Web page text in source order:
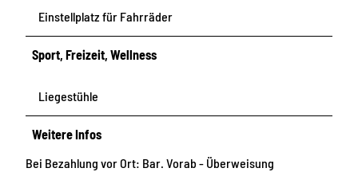
Einstellplatz für Fahrräder
Sport, Freizeit, Wellness
Liegestühle
Weitere Infos
Bei Bezahlung vor Ort: Bar. Vorab - Überweisung